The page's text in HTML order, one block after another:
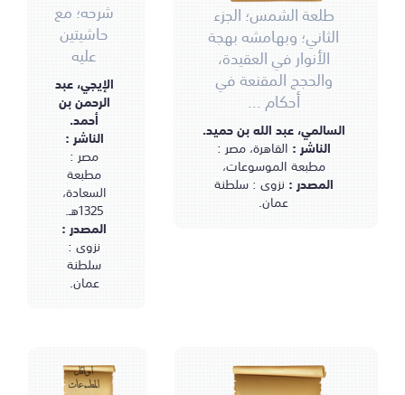
شرحه؛ مع
حاشيتين
عليه
الإيجي، عبد
الرحمن بن
أحمد.
الناشر :
مصر :
مطبعة
السعادة،
1325هـ.
المصدر :
نزوى :
سلطنة
عمان.
طلعة الشمس؛ الجزء
الثاني؛ وبهامشه بهجة
الأنوار في العقيدة،
والحجج المقنعة في
أحكام ...
السالمي، عبد الله بن حميد.
الناشر : القاهرة، مصر :
مطبعة الموسوعات،
المصدر : نزوى : سلطنة
عمان.
أوائل
المطبوعات